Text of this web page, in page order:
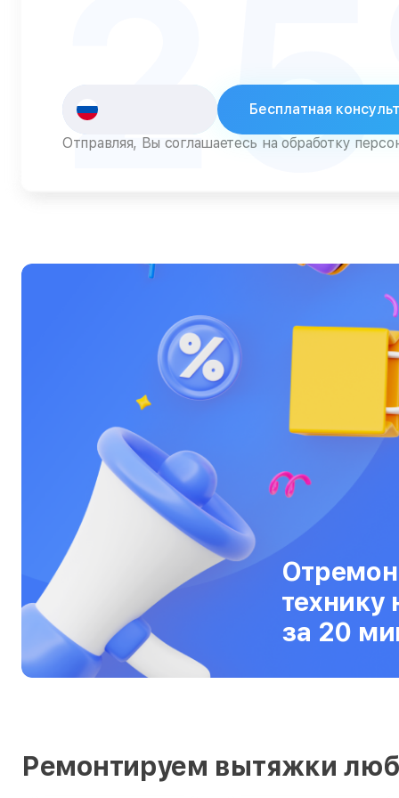
Смарт-часы
Снегоуборщики
Сушильные машины
Фотоаппараты
Фотовспышки
Холодильники
Цифровые бинокли
Экшн-камеры
Электровелосипеды
Бесплатная
Отправляя, Вы соглашаетесь на обработку
технику
за 20
Ремонтируем вытяжки